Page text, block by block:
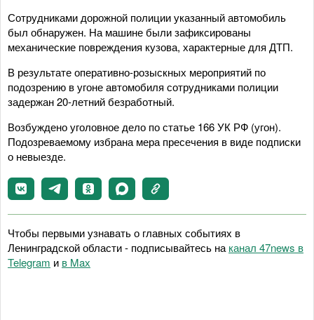
Сотрудниками дорожной полиции указанный автомобиль
был обнаружен. На машине были зафиксированы
механические повреждения кузова, характерные для ДТП.
В результате оперативно-розыскных мероприятий по
подозрению в угоне автомобиля сотрудниками полиции
задержан 20-летний безработный.
Возбуждено уголовное дело по статье 166 УК РФ (угон).
Подозреваемому избрана мера пресечения в виде подписки
о невыезде.
Чтобы первыми узнавать о главных событиях в
Ленинградской области - подписывайтесь на канал 47news в
Telegram и в Maх